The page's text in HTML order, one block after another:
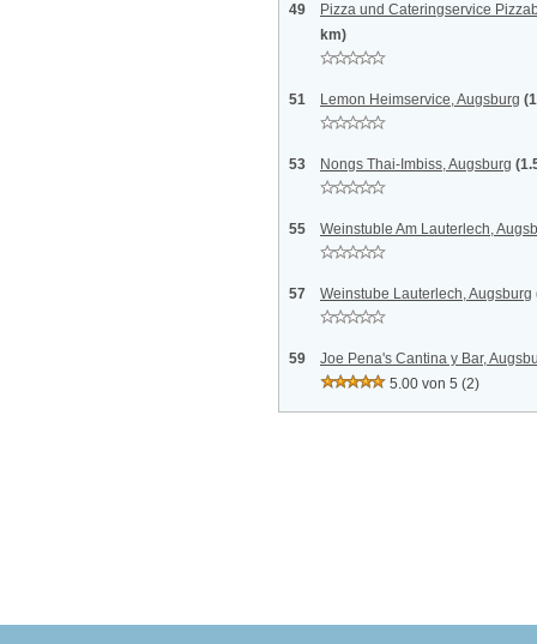
49
Pizza und Cateringservice
km)
51 Lemon Heimservice, Augsburg
53 Nongs Thai-Imbiss, Augsburg
55 Weinstuble Am Lauterlech,
57 Weinstube Lauterlech, Augsburg
59
Joe Pena's Cantina y Bar,
5.00 von 5 (2)